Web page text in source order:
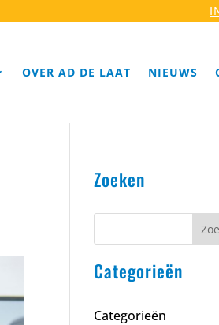
OVER AD DE LAAT NIEUWS
Zoeken
Categorieën
Categorieën